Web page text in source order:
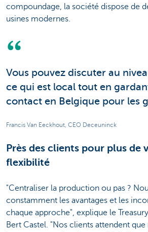
compoundage, la société dispose de
usines modernes.
Vous pouvez discuter au
ce qui est local tout en
contact en Belgique pour les
Francis Van Eeckhout, CEO Deceuninck
Près des clients pour plus de
flexibilité
"Centraliser la production ou pas ?
constamment les avantages et les
chaque approche", explique le
Bert Castel. "Nos clients attendent